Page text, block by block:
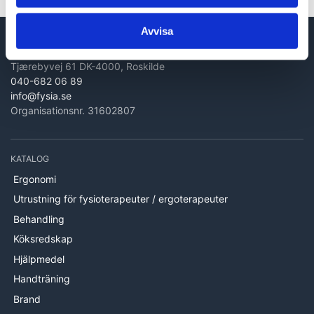
Avvisa
Fysia.se by PROcare ApS
Tjærebyvej 61 DK-4000, Roskilde
040-682 06 89
info@fysia.se
Organisationsnr. 31602807
KATALOG
Ergonomi
Utrustning för fysioterapeuter / ergoterapeuter
Behandling
Köksredskap
Hjälpmedel
Handträning
Brand